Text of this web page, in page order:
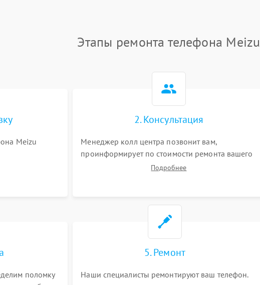
Этапы ремонта телефона Meizu
Meizu
2. Консультация
Менеджер колл центра позвонит вам,
проинформирует по стоимости ремонта вашего
телефона а также ответит на все ваши вопросы.
Подробнее
поломку
5. Ремонт
Наши специалисты ремонтируют ваш телефон.